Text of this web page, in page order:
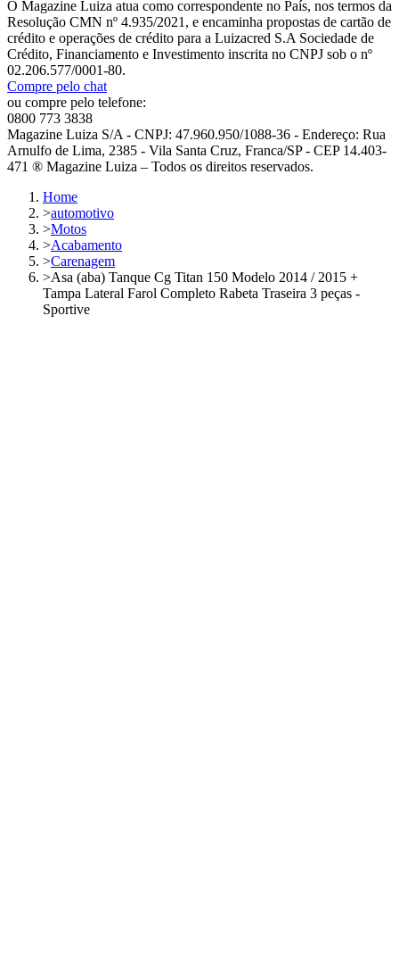
O Magazine Luiza atua como correspondente no País, nos termos da
Resolução CMN nº 4.935/2021, e encaminha propostas de cartão de
crédito e operações de crédito para a Luizacred S.A Sociedade de
Crédito, Financiamento e Investimento inscrita no CNPJ sob o nº
02.206.577/0001-80.
Compre pelo chat
ou compre pelo telefone:
0800 773 3838
Magazine Luiza S/A - CNPJ: 47.960.950/1088-36 - Endereço: Rua
Arnulfo de Lima, 2385 - Vila Santa Cruz, Franca/SP - CEP 14.403-
471 ® Magazine Luiza – Todos os direitos reservados.
Home
>automotivo
>Motos
>Acabamento
>Carenagem
>Asa (aba) Tanque Cg Titan 150 Modelo 2014 / 2015 +
Tampa Lateral Farol Completo Rabeta Traseira 3 peças -
Sportive